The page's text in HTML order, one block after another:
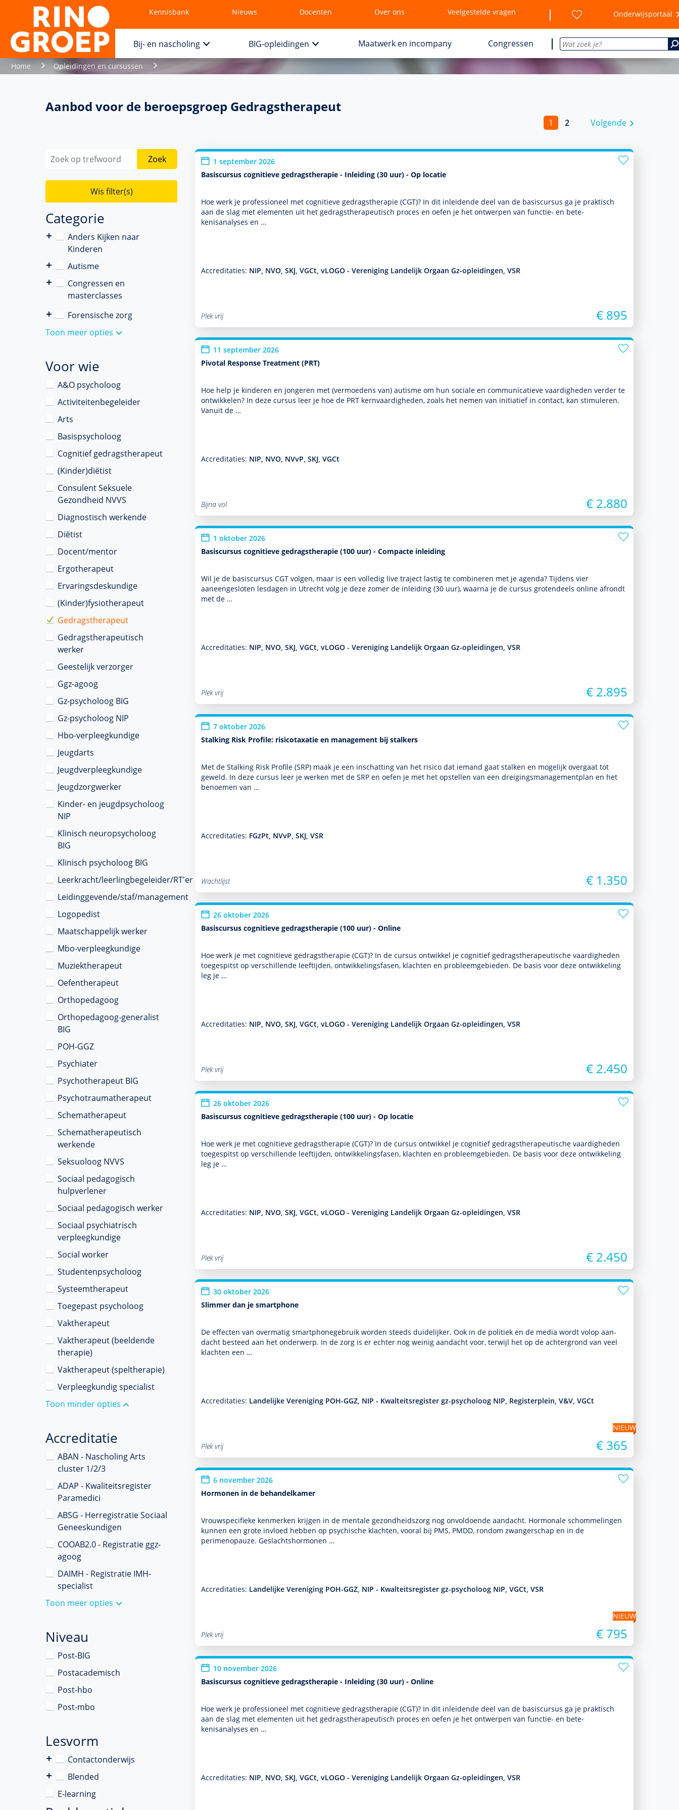
Kennisbank Nieuws Docenten Over ons Veelgestelde vragen Onderwijsportaal
Bij- en nascholing BIG-opleidingen Maatwerk en incompany Congressen
Home Opleidingen en cursussen
Aanbod voor de beroepsgroep Gedragstherapeut
1 2 Volgende
Zoek
Wis filter(s)
Categorie
Anders Kijken naar
Kinderen
Autisme
Congressen en
masterclasses
Forensische zorg
Toon meer opties
Voor wie
A&O psycholoog
Activiteitenbegeleider
Arts
Basispsycholoog
Cognitief gedragstherapeut
(Kinder)diëtist
Consulent Seksuele
Gezondheid NVVS
Diagnostisch werkende
Diëtist
Docent/mentor
Ergotherapeut
Ervaringsdeskundige
(Kinder)fysiotherapeut
Gedragstherapeut
Gedragstherapeutisch
werker
Geestelijk verzorger
Ggz-agoog
Gz-psycholoog BIG
Gz-psycholoog NIP
Hbo-verpleegkundige
Jeugdarts
Jeugdverpleegkundige
Jeugdzorgwerker
Kinder- en jeugdpsycholoog
NIP
Klinisch neuropsycholoog
BIG
Klinisch psycholoog BIG
Leerkracht/leerlingbegeleider/RT'er
Leidinggevende/staf/management
Logopedist
Maatschappelijk werker
Mbo-verpleegkundige
Muziektherapeut
Oefentherapeut
Orthopedagoog
Orthopedagoog-generalist
BIG
POH-GGZ
Psychiater
Psychotherapeut BIG
Psychotraumatherapeut
Schematherapeut
Schematherapeutisch
werkende
Seksuoloog NVVS
Sociaal pedagogisch
hulpverlener
Sociaal pedagogisch werker
Sociaal psychiatrisch
verpleegkundige
Social worker
Studentenpsycholoog
Systeemtherapeut
Toegepast psycholoog
Vaktherapeut
Vaktherapeut (beeldende
therapie)
Vaktherapeut (speltherapie)
Verpleegkundig specialist
Toon minder opties
Accreditatie
ABAN - Nascholing Arts
cluster 1/2/3
ADAP - Kwaliteitsregister
Paramedici
ABSG - Herregistratie Sociaal
Geneeskundigen
COOAB2.0 - Registratie ggz-
agoog
DAIMH - Registratie IMH-
specialist
Toon meer opties
Niveau
Post-BIG
Postacademisch
Post-hbo
Post-mbo
Lesvorm
Contactonderwijs
Blended
E-learning
1 september 2026
Basiscursus cognitieve gedragstherapie - Inleiding (30 uur) - Op locatie
Hoe werk je professioneel met cogni­tieve gedrags­thera­pie (CGT)? In dit inleidende deel van de basis­cursus ga je prak­tisch
aan de slag met elementen uit het gedrags­thera­peu­tisch proces en oefen je het ontwerpen van functie- en bete­
kenisanalyses en …
Accreditaties: NIP, NVO, SKJ, VGCt, vLOGO - Vereniging Landelijk Orgaan Gz-opleidingen, VSR
Plek vrij € 895
11 september 2026
Pivotal Response Treatment (PRT)
Hoe help je kin­de­ren en jongeren met (vermoedens van) autisme om hun sociale en com­muni­ca­tieve vaar­dig­heden verder te
ontwik­kelen? In deze cursus leer je hoe de PRT kernvaar­dig­heden, zoals het nemen van initiatief in contact, kan stimuleren.
Vanuit de …
Accreditaties: NIP, NVO, NVvP, SKJ, VGCt
Bijna vol € 2.880
1 oktober 2026
Basiscursus cognitieve gedragstherapie (100 uur) - Compacte inleiding
Wil je de basis­cursus CGT volgen, maar is een volledig live traject lastig te combineren met je agenda? Tijdens vier
aaneengesloten lesdagen in Utrecht volg je deze zomer de inleiding (30 uur), waarna je de cursus grotendeels online afrondt
met de …
Accreditaties: NIP, NVO, SKJ, VGCt, vLOGO - Vereniging Landelijk Orgaan Gz-opleidingen, VSR
Plek vrij € 2.895
7 oktober 2026
Stalking Risk Profile: risicotaxatie en management bij stalkers
Met de Stalking Risk Profile (SRP) maak je een inschatting van het risico dat iemand gaat stalken en moge­lijk overgaat tot
geweld. In deze cursus leer je werken met de SRP en oefen je met het opstellen van een dreigingsmanagementplan en het
benoemen van …
Accreditaties: FGzPt, NVvP, SKJ, VSR
Wachtlijst € 1.350
26 oktober 2026
Basiscursus cognitieve gedragstherapie (100 uur) - Online
Hoe werk je met cogni­tieve gedrags­thera­pie (CGT)? In de cursus ontwik­kel je cognitief gedrags­thera­peu­tische vaar­dig­heden
toegespitst op ver­schil­lende leeftijden, ont­wikke­lingsfasen, klachten en probleemgebieden. De basis voor deze ont­wikke­ling
leg je …
Accreditaties: NIP, NVO, SKJ, VGCt, vLOGO - Vereniging Landelijk Orgaan Gz-opleidingen, VSR
Plek vrij € 2.450
26 oktober 2026
Basiscursus cognitieve gedragstherapie (100 uur) - Op locatie
Hoe werk je met cogni­tieve gedrags­thera­pie (CGT)? In de cursus ontwik­kel je cognitief gedrags­thera­peu­tische vaar­dig­heden
toegespitst op ver­schil­lende leeftijden, ont­wikke­lingsfasen, klachten en probleemgebieden. De basis voor deze ont­wikke­ling
leg je …
Accreditaties: NIP, NVO, SKJ, VGCt, vLOGO - Vereniging Landelijk Orgaan Gz-opleidingen, VSR
Plek vrij € 2.450
30 oktober 2026
Slimmer dan je smartphone
De effecten van overmatig smartphonegebruik worden steeds duide­lijker. Ook in de politiek en de media wordt volop aan­
dacht besteed aan het onder­werp. In de zorg is er echter nog weinig aan­dacht voor, terwijl het op de achter­grond van veel
klachten een …
Accreditaties: Landelijke Vereniging POH-GGZ, NIP - Kwalteitsregister gz-psycholoog NIP, Registerplein, V&V, VGCt
NIEUW
Plek vrij
€ 365
6 november 2026
Hormonen in de behandelkamer
Vrouwspeci­fieke kenmerken krijgen in de mentale gezond­heids­zorg nog onvol­doende aan­dacht. Hormonale schommelingen
kunnen een grote invloed hebben op psychische klachten, vooral bij PMS, PMDD, ron­dom zwangerschap en in de
perimenopauze. Geslachtshormonen …
Accreditaties: Landelijke Vereniging POH-GGZ, NIP - Kwalteitsregister gz-psycholoog NIP, VGCt, VSR
NIEUW
Plek vrij
€ 795
10 november 2026
Basiscursus cognitieve gedragstherapie - Inleiding (30 uur) - Online
Hoe werk je professioneel met cogni­tieve gedrags­thera­pie (CGT)? In dit inleidende deel van de basis­cursus ga je prak­tisch
aan de slag met elementen uit het gedrags­thera­peu­tisch proces en oefen je het ontwerpen van functie- en bete­
kenisanalyses en …
Accreditaties: NIP, NVO, SKJ, VGCt, vLOGO - Vereniging Landelijk Orgaan Gz-opleidingen, VSR